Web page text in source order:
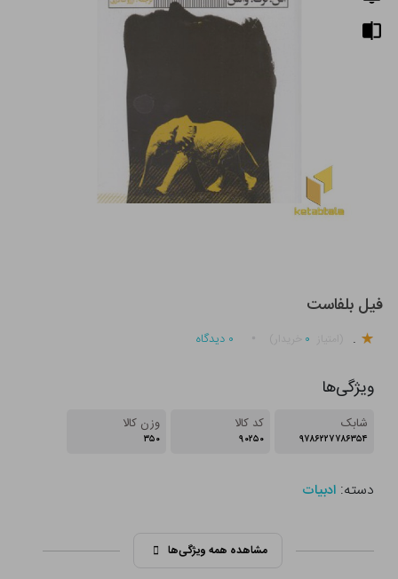
فیل بلفاست
. ۰ ۰ دیدگاه
ویژگی‌ها
شابک
۹۷۸۶۲۲۷۷۸۶۳۵۴
کد کالا
۹۰۲۵۰
وزن کالا
۳۵۰
دسته:ادبیات
مشاهده همه ویژگی‌ها